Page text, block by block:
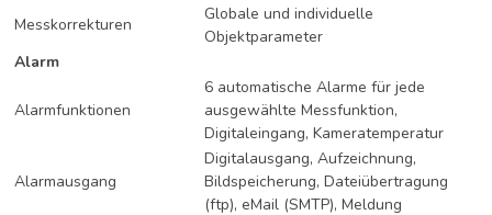
Messkorrekturen
Globale und individuelle
Objektparameter
Alarm
Alarmfunktionen
6 automatische Alarme für jede
ausgewählte Messfunktion,
Digitaleingang, Kameratemperatur
Alarmausgang
Digitalausgang, Aufzeichnung,
Bildspeicherung, Dateiübertragung
(ftp), eMail (SMTP), Meldung